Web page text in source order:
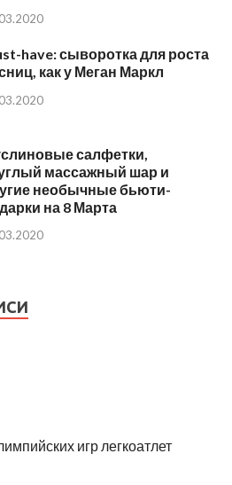
have: сыворотка для роста
как у Меган Маркл
салфетки,
массажный шар и
необычные бьюти-
на 8 Марта
игр легкоатлет